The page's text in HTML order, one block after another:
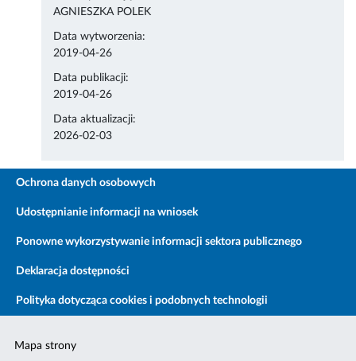
AGNIESZKA POLEK
Data wytworzenia:
2019-04-26
Data publikacji:
2019-04-26
Data aktualizacji:
2026-02-03
Ochrona danych osobowych
Udostępnianie informacji na wniosek
Ponowne wykorzystywanie informacji sektora publicznego
Deklaracja dostępności
Polityka dotycząca cookies i podobnych technologii
Mapa strony